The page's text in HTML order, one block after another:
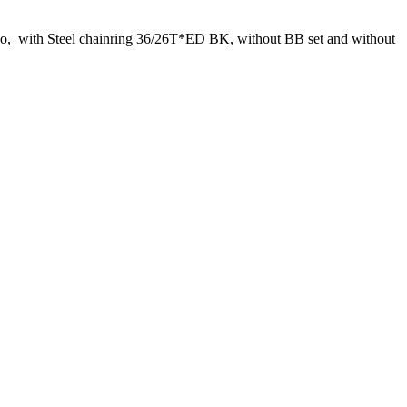
with Steel chainring 36/26T*ED BK, without BB set and without